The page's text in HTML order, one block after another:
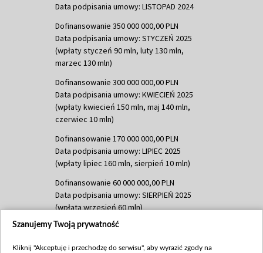
Data podpisania umowy: LISTOPAD 2024
Dofinansowanie 350 000 000,00 PLN
Data podpisania umowy: STYCZEŃ 2025
(wpłaty styczeń 90 mln, luty 130 mln,
marzec 130 mln)
Dofinansowanie 300 000 000,00 PLN
Data podpisania umowy: KWIECIEŃ 2025
(wpłaty kwiecień 150 mln, maj 140 mln,
czerwiec 10 mln)
Dofinansowanie 170 000 000,00 PLN
Data podpisania umowy: LIPIEC 2025
(wpłaty lipiec 160 mln, sierpień 10 mln)
Dofinansowanie 60 000 000,00 PLN
Data podpisania umowy: SIERPIEŃ 2025
(wpłata wrzesień 60 mln)
Dofinansowanie 635 783 051,21 PLN
Szanujemy Twoją prywatność
Kliknij "Akceptuję i przechodzę do serwisu", aby wyrazić zgody na